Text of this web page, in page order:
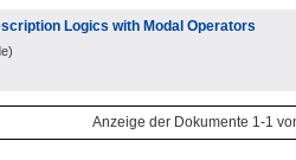
Logics with Modal Operators
)
Anzeige der Dokumente 1-1